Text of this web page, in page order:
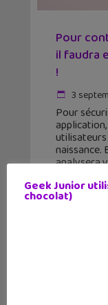
Pour
il faudra
!
3
Pour
naissance.
analysera
Geek Junior
chocolat)